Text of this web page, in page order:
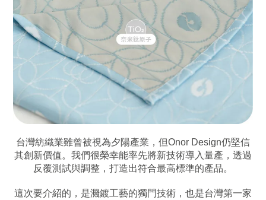
台灣紡織業雖曾被視為夕陽產業，但Onor Design仍堅信
其創新價值。我們很榮幸能率先將新技術導入量產，透過
反覆測試與調整，打造出符合最高標準的產品。
這次要介紹的，是濺鍍工藝的獨門技術，也是台灣第一家